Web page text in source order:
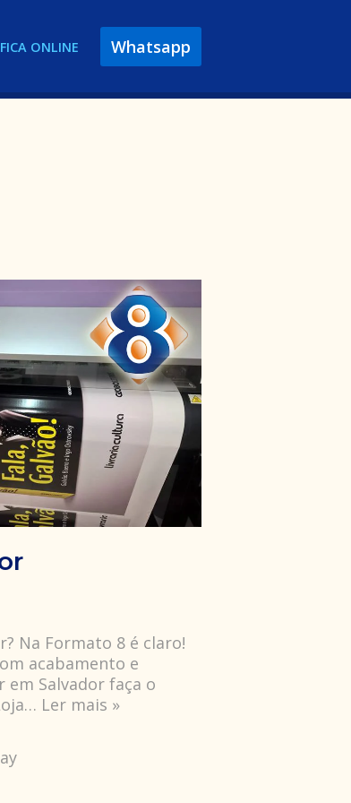
ONLINE Whatsapp
Na Formato 8 é claro!
acabamento e
em Salvador faça o
Ler mais »